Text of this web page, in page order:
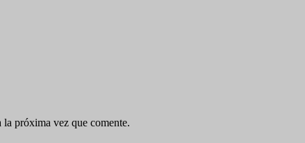
próxima vez que comente.